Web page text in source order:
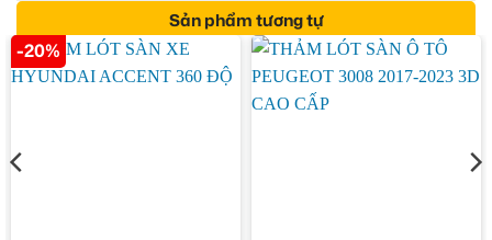
Sản phẩm tương tự
-20%